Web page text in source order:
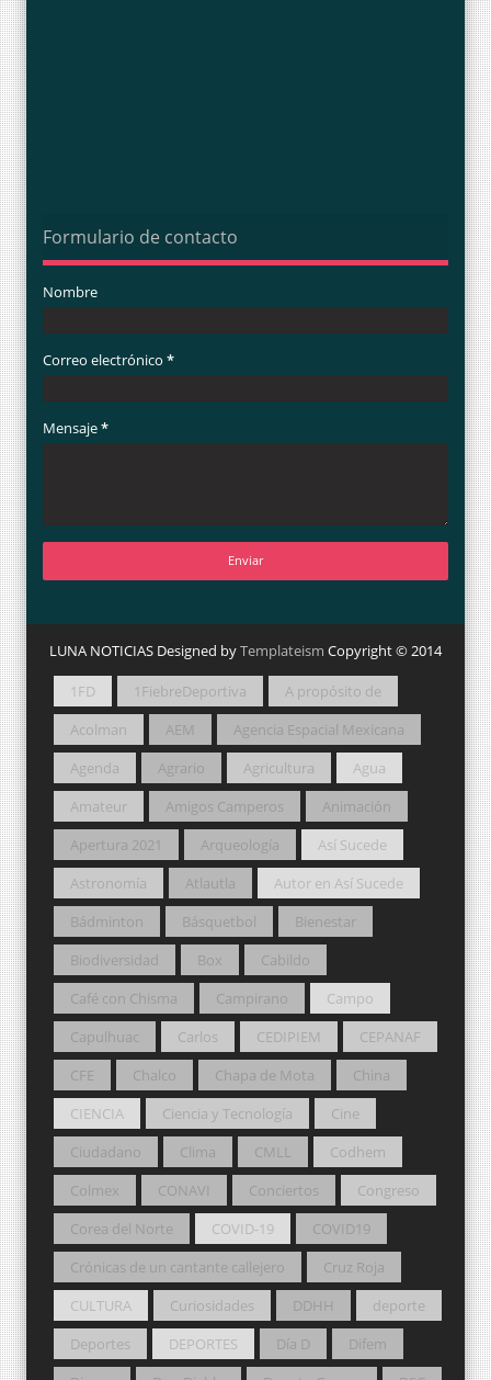
Formulario de contacto
Nombre
Correo electrónico *
Mensaje*
LUNA NOTICIAS Designed byTemplateism Copyright © 2014
1FD 1FiebreDeportiva
A propósito de
Acolman
AEM
Agencia Espacial Mexicana
Agenda
Agrario Agricultura
Agua
Amateur
Amigos Camperos
Animación
Apertura 2021
Arqueología
Así Sucede
Astronomía
Atlautla
Autor en Así Sucede
Bádminton
Básquetbol
Bienestar
Biodiversidad
Box
Cabildo
Café con Chisma
Campirano
Campo
Capulhuac
Carlos CEDIPIEM
CEPANAF
CFE
Chalco Chapa de Mota
China
CIENCIA
Ciencia y Tecnología
Cine
Ciudadano
Clima CMLL
Codhem
Colmex
CONAVI Conciertos
Congreso
Corea del Norte
COVID-19
COVID19
Crónicas de un cantante callejero
Cruz Roja
CULTURA
Curiosidades DDHH
deporte
Deportes
DEPORTES Día D
Difem